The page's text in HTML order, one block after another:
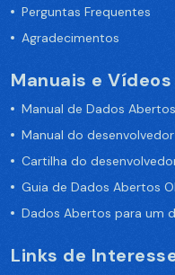
Perguntas Frequentes
Agradecimentos
Manuais e Vídeos
Manual de Dados
Manual do
Cartilha do
Guia de Dados Abertos
Dados Abertos para um
Links de